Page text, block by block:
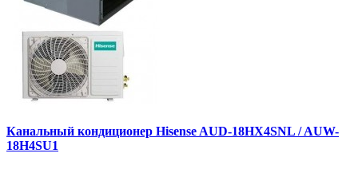
Канальный кондиционер Hisense AUD-18HX4SNL / AUW-
18H4SU1